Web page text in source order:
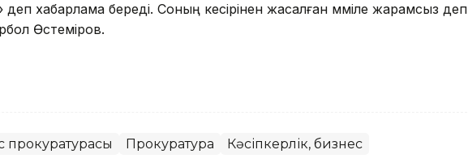
деп хабарлама береді. Соның кесірінен жасалған мәміле жарамсыз деп
Өстеміров.
прокуратурасы Прокуратура Кәсіпкерлік, бизнес